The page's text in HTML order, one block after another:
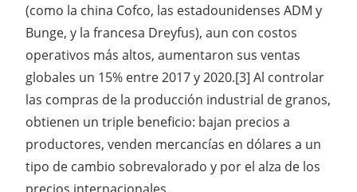
(como la china Cofco, las estadounidenses ADM y
Bunge, y la francesa Dreyfus), aun con costos
operativos más altos, aumentaron sus ventas
globales un 15% entre 2017 y 2020.[3] Al controlar
las compras de la producción industrial de granos,
obtienen un triple beneficio: bajan precios a
productores, venden mercancías en dólares a un
tipo de cambio sobrevalorado y por el alza de los